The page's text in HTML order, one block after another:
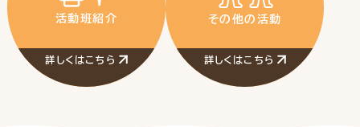
活動班紹介
詳しくはこちら
その他の活動
詳しくはこちら